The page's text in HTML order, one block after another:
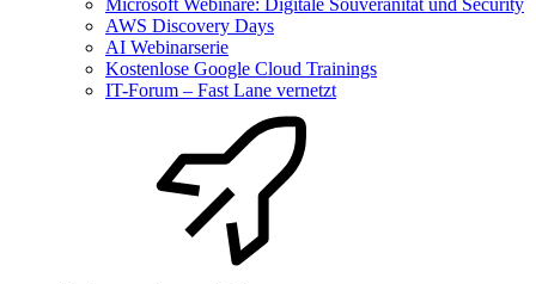
Microsoft Webinare: Digitale Souveränität und Security
AWS Discovery Days
AI Webinarserie
Kostenlose Google Cloud Trainings
IT-Forum – Fast Lane vernetzt